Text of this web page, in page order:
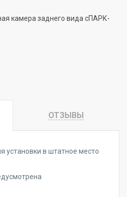
камера заднего вида сПАРК-
ОТЗЫВЫ
установки в штатное место